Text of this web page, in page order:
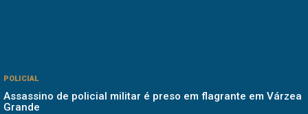
POLICIAL
Assassino de policial militar é preso em flagrante em Várzea
Grande